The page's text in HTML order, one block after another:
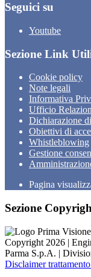
Seguici su
Youtube
Sezione Link
Cookie policy
Note legali
Informativa
Ufficio
Dichiarazione
Obiettivi di
Whistleblowing
Gestione
Pagina
Sezione
Copyright 2026 |
Parma S.p.A. |
Disclaimer